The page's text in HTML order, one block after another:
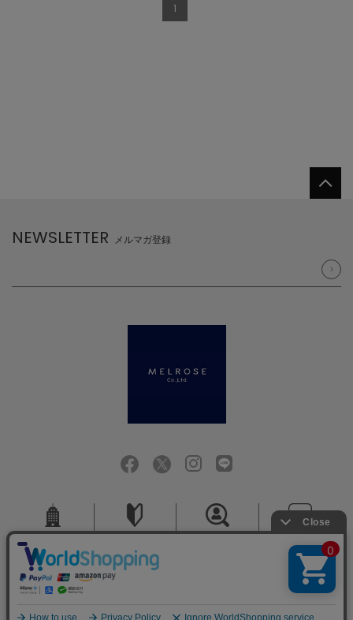
1
NEWSLETTER メルマガ登録
会社概要 お問い合せ
ご利用規約 特定商取引法に基づく表記